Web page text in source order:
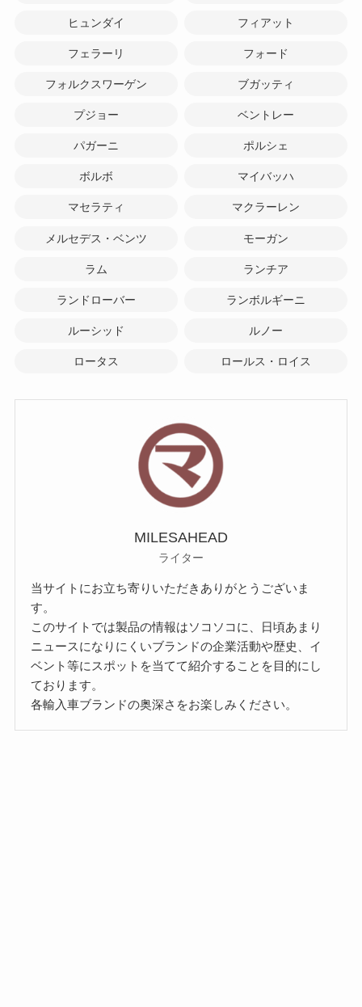
ヒュンダイ フィアット
フェラーリ フォード
フォルクスワーゲン ブガッティ
プジョー ベントレー
パガーニ ポルシェ
ボルボ マイバッハ
マセラティ マクラーレン
メルセデス・ベンツ モーガン
ラム ランチア
ランドローバー ランボルギーニ
ルーシッド ルノー
ロータス ロールス・ロイス
MILESAHEAD
ライター
当サイトにお立ち寄りいただきありがとうございま
す。
このサイトでは製品の情報はソコソコに、日頃あまり
ニュースになりにくいブランドの企業活動や歴史、イ
ベント等にスポットを当てて紹介することを目的にし
ております。
各輸入車ブランドの奥深さをお楽しみください。